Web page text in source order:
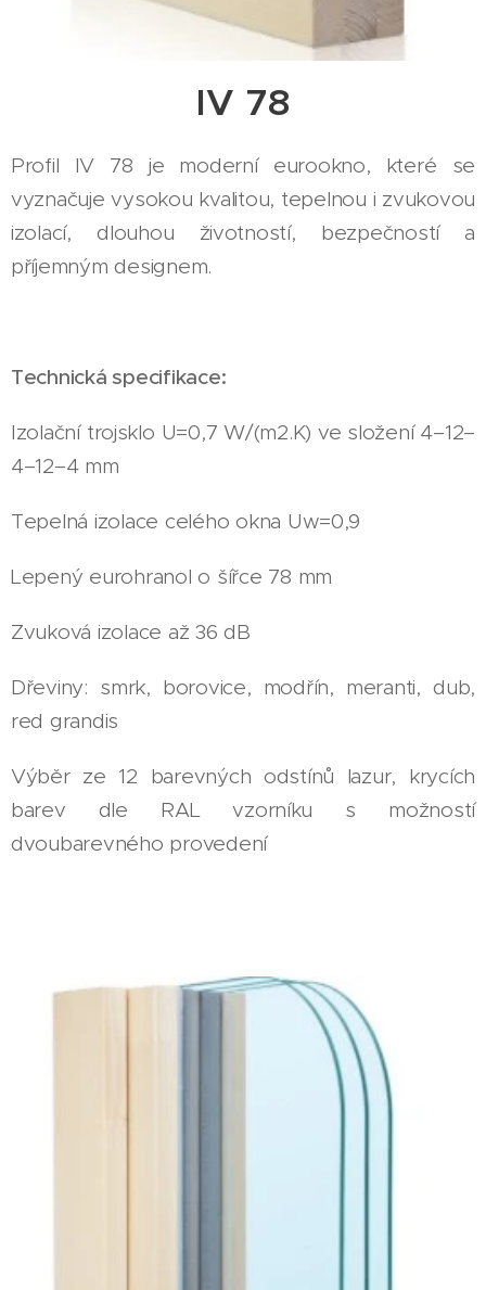
IV 78
Profil IV 78 je moderní eurookno, které se
vyznačuje vysokou kvalitou, tepelnou i zvukovou
izolací, dlouhou životností, bezpečností a
příjemným designem.
Technická specifikace:
Izolační trojsklo U=0,7 W/(m2.K) ve složení 4–12–
4–12–4 mm
Tepelná izolace celého okna Uw=0,9
Lepený eurohranol o šířce 78 mm
Zvuková izolace až 36 dB
Dřeviny: smrk, borovice, modřín, meranti, dub,
red grandis
Výběr ze 12 barevných odstínů lazur, krycích
barev dle RAL vzorníku s možností
dvoubarevného provedení